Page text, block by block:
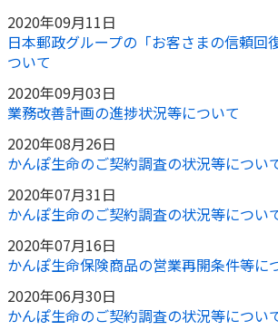
2020年09月11日
日本郵政グループの「お客さまの信頼回
ついて
2020年09月03日
業務改善計画の進捗状況等について
2020年08月26日
かんぽ生命のご契約調査の状況等につい
2020年07月31日
かんぽ生命のご契約調査の状況等につい
2020年07月16日
かんぽ生命保険商品の営業再開条件等に
2020年06月30日
かんぽ生命のご契約調査の状況等につい